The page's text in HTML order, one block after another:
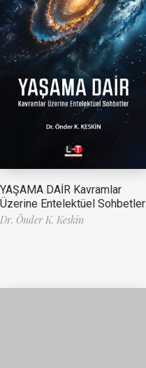
YAŞAMA DAİR Kavramlar
Üzerine Entelektüel Sohbetler
Dr. Önder K. Keskin